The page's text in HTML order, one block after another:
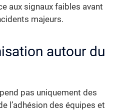
aux signaux faibles avant
majeurs.
autour du
pas uniquement des
l’adhésion des équipes et